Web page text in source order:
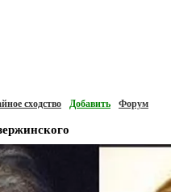
сходство Добавить Форум